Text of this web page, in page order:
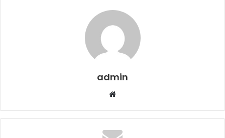
admin